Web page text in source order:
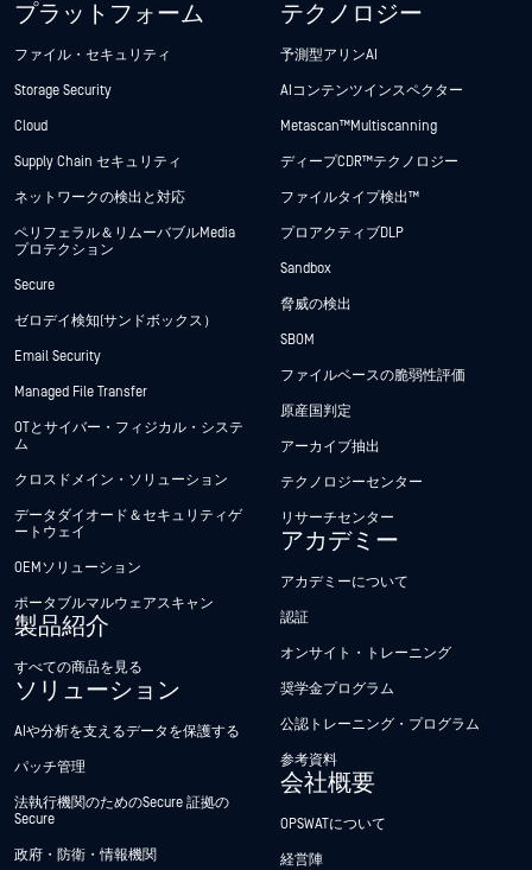
プラットフォーム
ファイル・セキュリティ
Storage Security
Cloud
Supply Chain セキュリティ
ネットワークの検出と対応
ペリフェラル＆リムーバブルMedia
プロテクション
Secure
ゼロデイ検知(サンドボックス）
Email Security
Managed File Transfer
OTとサイバー・フィジカル・システ
ム
クロスドメイン・ソリューション
データダイオード＆セキュリティゲ
ートウェイ
OEMソリューション
ポータブルマルウェアスキャン
製品紹介
すべての商品を見る
ソリューション
AIや分析を支えるデータを保護する
パッチ管理
法執行機関のためのSecure 証拠の
Secure
政府・防衛・情報機関
テクノロジー
予測型アリンAI
AIコンテンツインスペクター
Metascan™ Multiscanning
ディープCDR™テクノロジー
ファイルタイプ検出™
プロアクティブDLP
Sandbox
脅威の検出
SBOM
ファイルベースの脆弱性評価
原産国判定
アーカイブ抽出
テクノロジーセンター
リサーチセンター
アカデミー
アカデミーについて
認証
オンサイト・トレーニング
奨学金プログラム
公認トレーニング・プログラム
参考資料
会社概要
OPSWATについて
経営陣